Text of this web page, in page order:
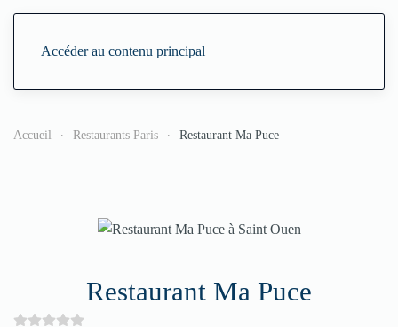
Accéder au contenu principal
Accueil Restaurants Paris Restaurant Ma Puce
Restaurant Ma Puce